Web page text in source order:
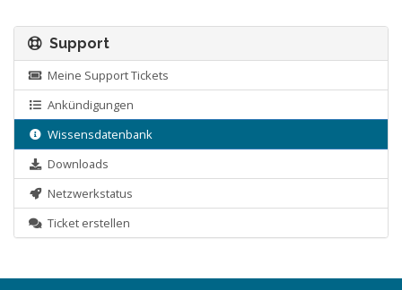
Support
Meine Support Tickets
Ankündigungen
Wissensdatenbank
Downloads
Netzwerkstatus
Ticket erstellen